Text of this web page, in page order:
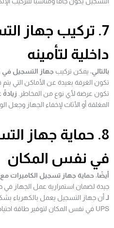
7. تركيب جهاز
داخلية لتأمينه
بالتالي، يمكن تركيب جهاز التسجيل في
تكون الغرفة بعيدة عن الأماكن التي
تكون عرضة لأي نوع من المخاطر.
المغلقة أو الأثاث لإخفاء الجهاز وجعل
في نفس المكان
أيضًا، حماية جهاز تسجيل الكاميرات مع UPS في نفس المكان
جيدة لضمان استمرارية عمل الجهاز في
لـأن جهاز التسجيل يعمل بالكهرباء
UPS في نفس المكان لتوفير طاقة احتياطية في حالة حدوث أي انقطاع.